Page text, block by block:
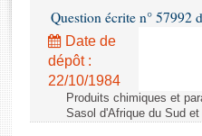
Rapports d'enquête
Rapports législatifs
Rapports sur l'application des
Baromètre de l’application des
Question écrite n° 57992
Date de
dépôt :
22/10/1984
Produits chimiques et
Sasol d'Afrique du Sud